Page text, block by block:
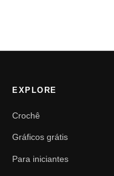
EXPLORE
Crochê
Gráficos grátis
Para iniciantes